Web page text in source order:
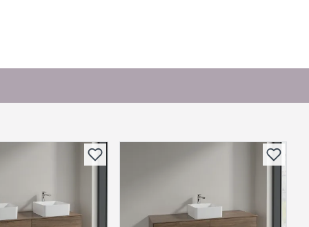
vist her etter at det er besvart.
produktet.